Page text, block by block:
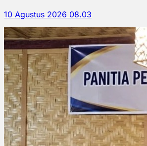
10 Agustus 2026 08.03